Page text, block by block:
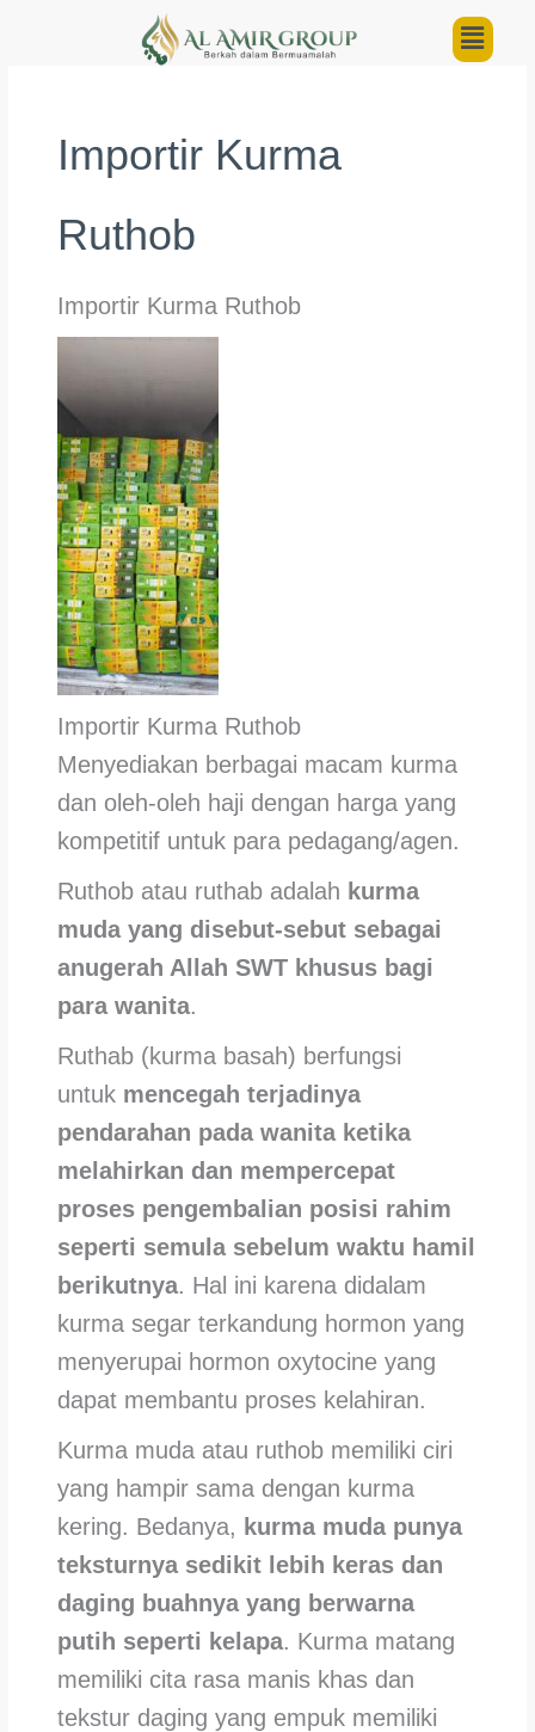
Menu
Importir Kurma
Ruthob
Importir Kurma Ruthob
Importir Kurma Ruthob
Menyediakan berbagai macam kurma
dan oleh-oleh haji dengan harga yang
kompetitif untuk para pedagang/agen.
Ruthob atau ruthab adalah kurma
muda yang disebut-sebut sebagai
anugerah Allah SWT khusus bagi
para wanita.
Ruthab (kurma basah) berfungsi
untuk mencegah terjadinya
pendarahan pada wanita ketika
melahirkan dan mempercepat
proses pengembalian posisi rahim
seperti semula sebelum waktu hamil
berikutnya. Hal ini karena didalam
kurma segar terkandung hormon yang
menyerupai hormon oxytocine yang
dapat membantu proses kelahiran.
Kurma muda atau ruthob memiliki ciri
yang hampir sama dengan kurma
kering. Bedanya, kurma muda punya
teksturnya sedikit lebih keras dan
daging buahnya yang berwarna
putih seperti kelapa. Kurma matang
memiliki cita rasa manis khas dan
tekstur daging yang empuk memiliki